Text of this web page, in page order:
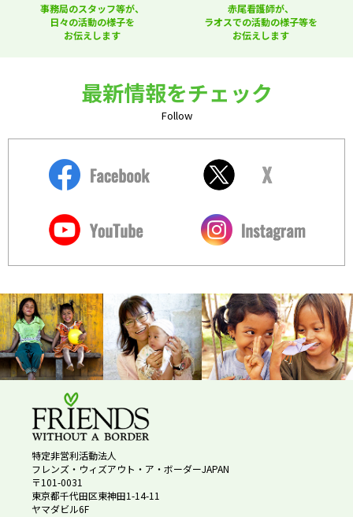
事務局のスタッフ等が、
日々の活動の様子を
お伝えします
赤尾看護師が、
ラオスでの活動の様子等を
お伝えします
最新情報をチェック
Follow
特定非営利活動法人
フレンズ・ウィズアウト・ア・ボーダーJAPAN
〒101-0031
東京都千代田区東神田1-14-11
ヤマダビル6F